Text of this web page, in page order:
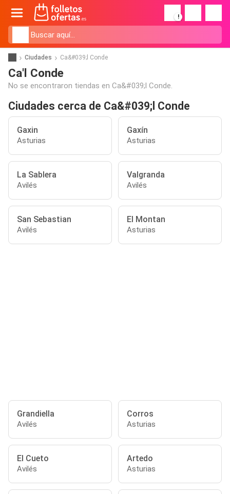
!
Ciudades Ca&#039;l Conde
Ca'l Conde
No se encontraron tiendas en Ca&#039;l Conde.
Ciudades cerca de Ca&#039;l Conde
Gaxin
Asturias
Gaxín
Asturias
La Sablera
Avilés
Valgranda
Avilés
San Sebastian
Avilés
El Montan
Asturias
Grandiella
Avilés
Corros
Asturias
El Cueto
Avilés
Artedo
Asturias